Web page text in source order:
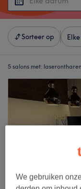
Sorteer op
5 salons met:
We gebruiken